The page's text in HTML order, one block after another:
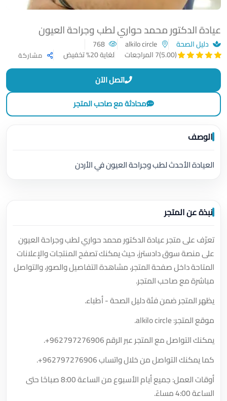
عيادة الدكتور محمد حواري لطب وجراحة العيون
دليل الصحة
(5.00)
7 المراجعات لغاية 20% تخفيض مشاركة
اتصل الآن
محادثة مع صاحب المتجر
الوصف
العيادة الأحدث لطب وجراحة العيون في الأردن
نبذة عن المتجر
تعرّف على متجر عيادة الدكتور محمد حواري لطب وجراحة العيون
على منصة سوق دادسترز، حيث يمكنك تصفح المنتجات والإعلانات
المتاحة داخل صفحة المتجر، مشاهدة التفاصيل والصور، والتواصل
مباشرة مع صاحب المتجر.
يظهر المتجر ضمن فئة دليل الصحة - أطباء.
موقع المتجر: alkilo circle.
يمكنك التواصل مع المتجر عبر الرقم+962797276906
.
كما يمكنك التواصل من خلال واتساب+962797276906
.
أوقات العمل: جميع أيام الأسبوع من الساعة 8:00 صباحًا حتى
الساعة 4:00 مساءً.